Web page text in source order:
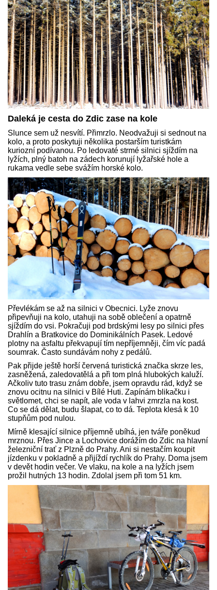
Daleká je cesta do Zdic zase na kole
Slunce sem už nesvítí. Přimrzlo. Neodvažuji si sednout na
kolo, a proto poskytuji několika postarším turistkám
kuriozní podívanou. Po ledovaté strmé silnici sjíždím na
lyžích, plný batoh na zádech korunují lyžařské hole a
rukama vedle sebe svážím horské kolo.
Převlékám se až na silnici v Obecnici. Lyže znovu
připevňuji na kolo, utahuji na sobě oblečení a opatrně
sjíždím do vsi. Pokračuji pod brdskými lesy po silnici přes
Drahlín a Bratkovice do Dominikálních Pasek. Ledové
plotny na asfaltu překvapují tím nepříjemněji, čím víc padá
soumrak. Často sundávám nohy z pedálů.
Pak přijde ještě horší červená turistická značka skrze les,
zasněžená, zaledovatělá a při tom plná hlubokých kaluží.
Ačkoliv tuto trasu znám dobře, jsem opravdu rád, když se
znovu ocitnu na silnici v Bílé Huti. Zapínám blikačku i
světlomet, chci se napít, ale voda v lahvi zmrzla na kost.
Co se dá dělat, budu šlapat, co to dá. Teplota klesá k 10
stupňům pod nulou.
Mírně klesající silnice příjemně ubíhá, jen tváře poněkud
mrznou. Přes Jince a Lochovice dorážím do Zdic na hlavní
železniční trať z Plzně do Prahy. Ani si nestačím koupit
jízdenku v pokladně a přijíždí rychlík do Prahy. Doma jsem
v devět hodin večer. Ve vlaku, na kole a na lyžích jsem
prožil hutných 13 hodin. Zdolal jsem při tom 51 km.